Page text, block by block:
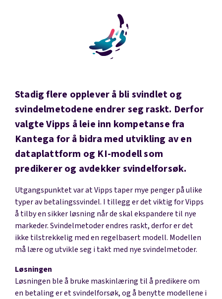
Stadig flere opplever å bli svindlet og
svindelmetodene endrer seg raskt. Derfor
valgte Vipps å leie inn kompetanse fra
Kantega for å bidra med utvikling av en
dataplattform og KI-modell som
predikerer og avdekker svindelforsøk.
Utgangspunktet var at Vipps taper mye penger på ulike
typer av betalingssvindel. I tillegg er det viktig for Vipps
å tilby en sikker løsning når de skal ekspandere til nye
markeder. Svindelmetoder endres raskt, derfor er det
ikke tilstrekkelig med en regelbasert modell. Modellen
må lære og utvikle seg i takt med nye svindelmetoder.
Løsningen
Løsningen ble å bruke maskinlæring til å predikere om
en betaling er et svindelforsøk, og å benytte modellene i